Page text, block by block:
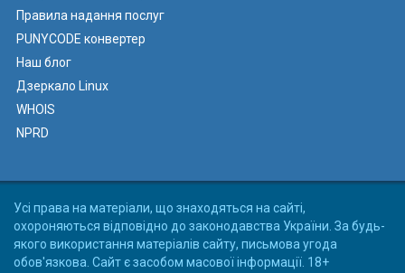
Правила надання послуг
PUNYCODE конвертер
Наш блог
Дзеркало Linux
WHOIS
NPRD
Усі права на матеріали, що знаходяться на сайті,
охороняються відповідно до законодавства України. За будь-
якого використання матеріалів сайту, письмова угода
обов'язкова. Сайт є засобом масової інформації. 18+